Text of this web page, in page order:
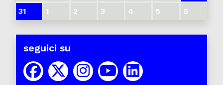
31
1 2 3 4 5 6
seguici su